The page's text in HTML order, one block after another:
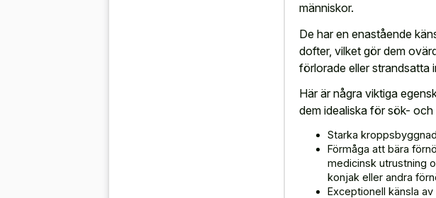
människor.
De har en enastående
dofter, vilket gör dem
förlorade eller strandsatta
Här är några viktiga
dem idealiska för sök-
Starka
Förmåga att bära
medicinsk utrustning
konjak eller andra
Exceptionell känsla